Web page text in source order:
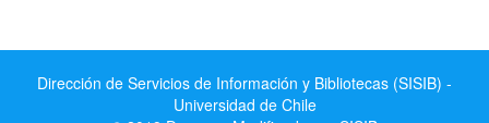
Dirección de Servicios de Información y Bibliotecas (SISIB) -
Universidad de Chile